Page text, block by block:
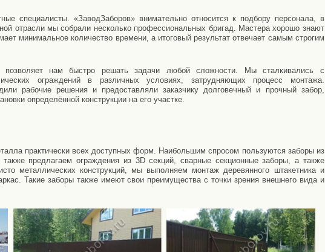
специалисты. «ЗаводЗаборов» внимательно относится к подбору персонала, в
отрасли мы собрали несколько профессиональных бригад. Мастера хорошо знают
минимальное количество времени, а итоговый результат отвечает самым строгим
нам быстро решать задачи любой сложности. Мы сталкивались с
ограждений в различных условиях, затрудняющих процесс монтажа.
рабочие решения и предоставляли заказчику долговечный и прочный забор,
определённой конструкции на его участке.
практически всех доступных форм. Наибольшим спросом пользуются заборы из
предлагаем ограждения из 3D секций, сварные секционные заборы, а также
металлических конструкций, мы выполняем монтаж деревянного штакетника и
Такие заборы также имеют свои преимущества с точки зрения внешнего вида и